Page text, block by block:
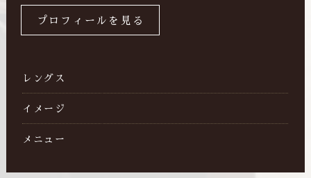
プロフィールを見る
レングス
イメージ
メニュー